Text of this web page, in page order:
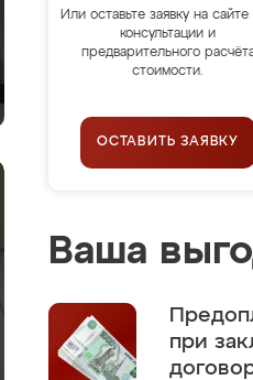
Или оставьте заявку на сайте
консультации и
предварительного
стоимости.
ОСТАВИТЬ ЗАЯВКУ
Ваша
при